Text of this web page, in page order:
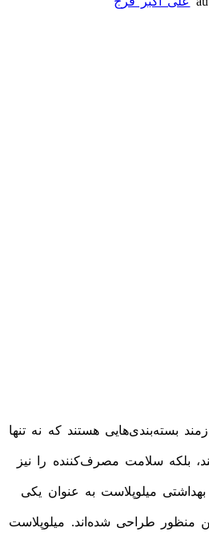
بسته‌بندی‌هایی هستند که نه تنها
بلکه سلامت مصرف‌کننده را نیز
میلوپلاست به عنوان یکی
منظور طراحی شده‌اند. میلوپلاست